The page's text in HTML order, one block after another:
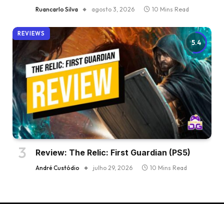
Ruancarlo Silva agosto 3, 2026 10 Mins Read
5.4
REVIEWS
Review: The Relic: First Guardian (PS5)
André Custódio julho 29, 2026 10 Mins Read